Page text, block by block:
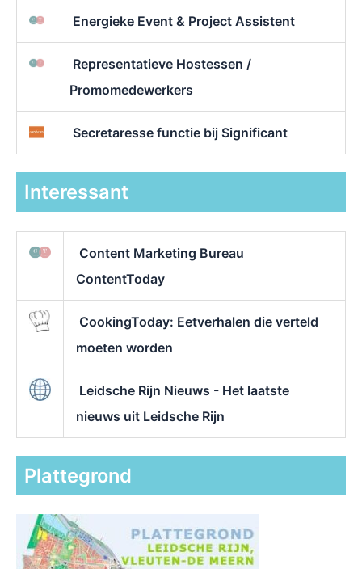
Energieke Event & Project Assistent
Representatieve Hostessen /
Promomedewerkers
Secretaresse functie bij Significant
Interessant
Content Marketing Bureau
ContentToday
CookingToday: Eetverhalen die verteld
moeten worden
Leidsche Rijn Nieuws - Het laatste
nieuws uit Leidsche Rijn
Plattegrond